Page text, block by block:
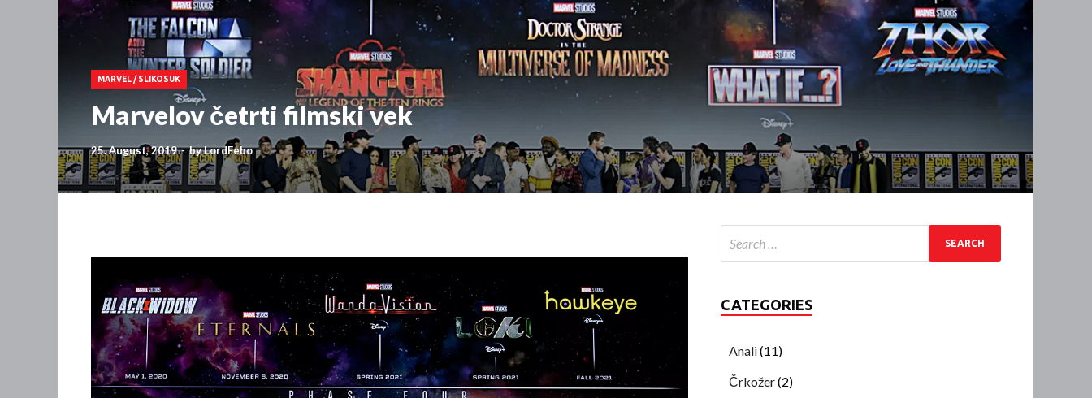
MARVEL/ SLIKOSUK
Marvelov četrti filmski vek
25. August, 2019-byLordFebo
CATEGORIES
Anali(11)
Črkožer(2)